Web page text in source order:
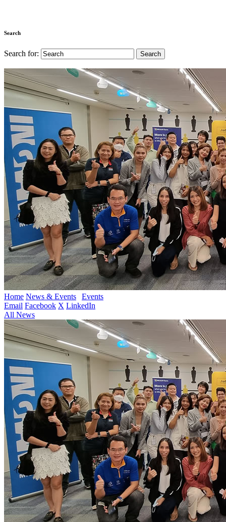
Search
Search for:
Home News & Events
Events
Email Facebook X LinkedIn
All News